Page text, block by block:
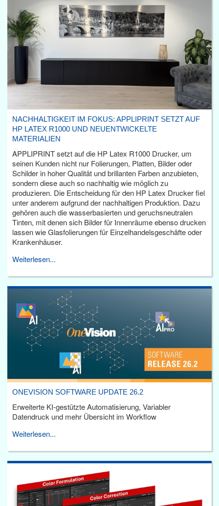
NACHHALTIGKEIT IM FOKUS: APPLIPRINT SETZT AUF
HP LATEX R1000 UND NEUENTWICKELTE
MATERIALIEN
APPLIPRINT setzt auf die HP Latex R1000 Drucker, um
seinen Kunden nicht nur Folierungen, Platten, Bilder oder
Schilder in hoher Qualität und brillanten Farben anzubieten,
sondern diese auch so nachhaltig wie möglich zu
produzieren. Die Entscheidung für den HP Latex Drucker fiel
unter anderem aufgrund der nachhaltigen Produktion. Dazu
gehören auch die wasserbasierten und geruchsneutralen
Tinten, mit denen sich Bilder für Innenräume ebenso drucken
lassen wie Glasfolierungen für Einzelhandelsgeschäfte oder
Krankenhäuser.
Weiterlesen...
ONEVISION SOFTWARE UPDATE 26.2
Erweiterte KI-gestützte Automatisierung, Variabler
Datendruck und mehr Übersicht im Workflow
Weiterlesen...